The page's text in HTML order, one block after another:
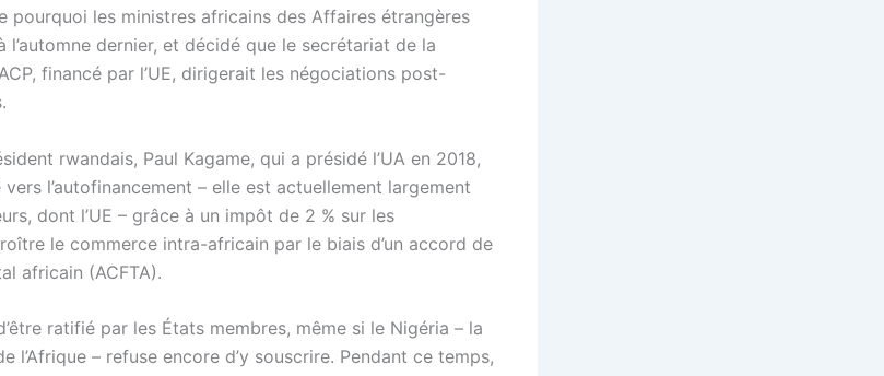
pourquoi les ministres africains des Affaires étrangères
dernier, et décidé que le secrétariat de la
financé par l’UE, dirigerait les négociations post-
rwandais, Paul Kagame, qui a présidé l’UA en 2018,
l’autofinancement – elle est actuellement largement
dont l’UE – grâce à un impôt de 2 % sur les
le commerce intra-africain par le biais d’un accord de
africain (ACFTA).
ratifié par les États membres, même si le Nigéria – la
l’Afrique – refuse encore d’y souscrire. Pendant ce temps,